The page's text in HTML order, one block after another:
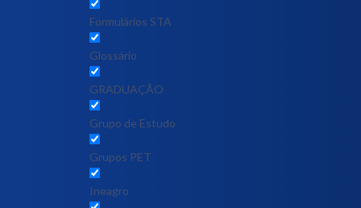
Formulários STA
Glossário
GRADUAÇÃO
Grupo de Estudo
Grupos PET
Ineagro